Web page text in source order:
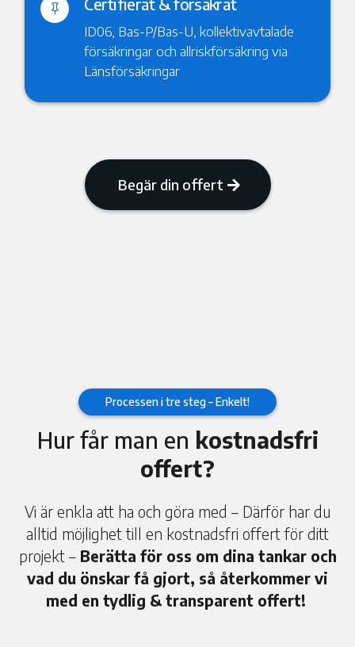

ID06, Bas-P/Bas-U, kollektivavtalade
försäkringar och allriskförsäkring via
Länsförsäkringar
Begär din offert
Processen i tre steg – Enkelt!
Hur får man en kostnadsfri
offert?
Vi är enkla att ha och göra med – Därför har du
alltid möjlighet till en kostnadsfri offert för ditt
projekt – Berätta för oss om dina tankar och
vad du önskar få gjort, så återkommer vi
med en tydlig & transparent offert!